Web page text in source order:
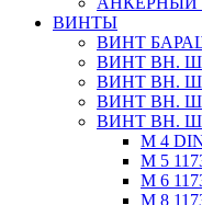
ВИНТЫ
ВИНТ
ВИНТ ВН.
ВИНТ ВН.
ВИНТ ВН.
ВИНТ ВН.
М 4
М 5
М 6
М 8